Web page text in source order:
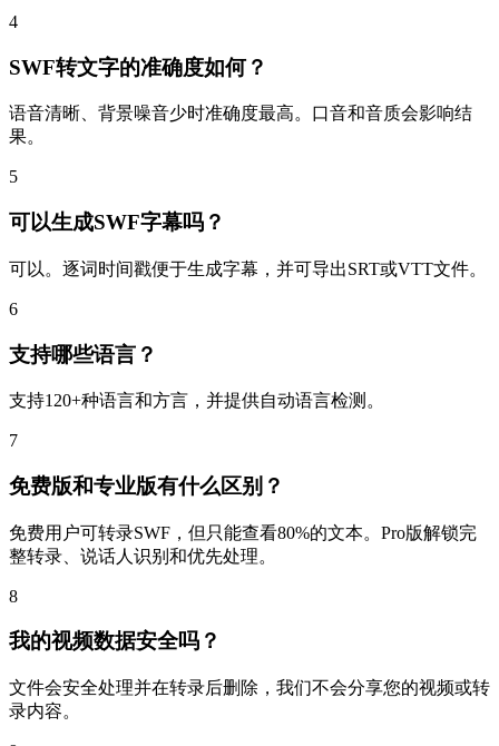
4
SWF转文字的准确度如何？
语音清晰、背景噪音少时准确度最高。口音和音质会影响结
果。
5
可以生成SWF字幕吗？
可以。逐词时间戳便于生成字幕，并可导出SRT或VTT文件。
6
支持哪些语言？
支持120+种语言和方言，并提供自动语言检测。
7
免费版和专业版有什么区别？
免费用户可转录SWF，但只能查看80%的文本。Pro版解锁完
整转录、说话人识别和优先处理。
8
我的视频数据安全吗？
文件会安全处理并在转录后删除，我们不会分享您的视频或转
录内容。